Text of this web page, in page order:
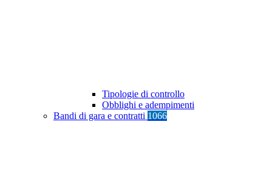
Tipologie di controllo
Obblighi e adempimenti
Bandi di gara e contratti 1066